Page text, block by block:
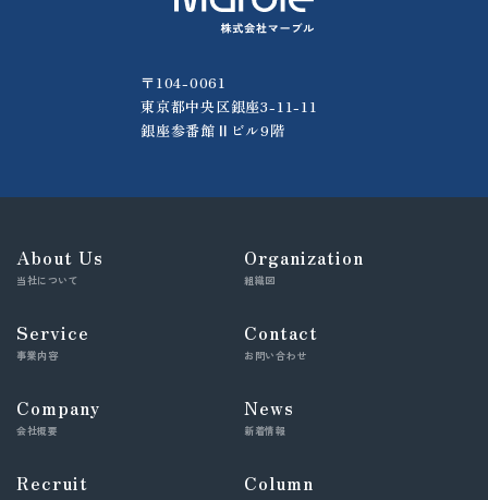
〒104-0061
東京都中央区銀座3-11-11
銀座参番館Ⅱビル9階
About Us
当社について
Service
事業内容
Company
会社概要
Recruit
Organization
組織図
Contact
お問い合わせ
News
新着情報
Column